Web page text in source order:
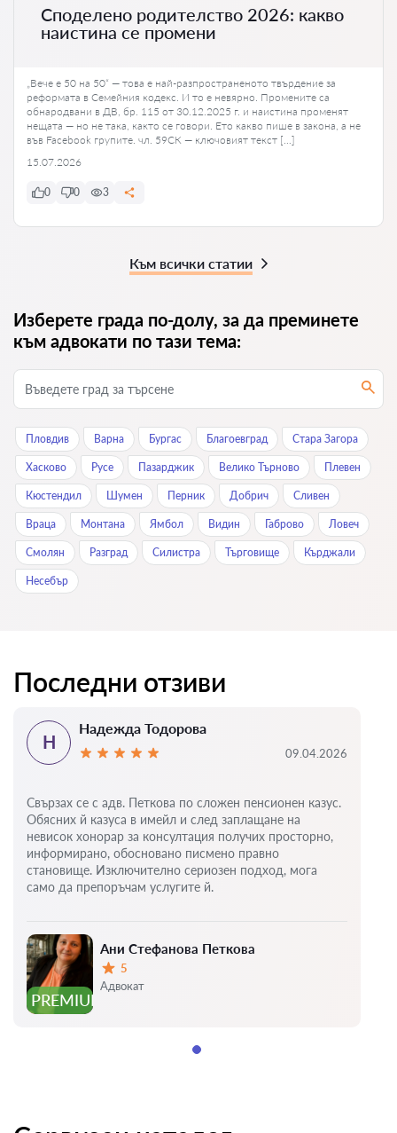
Споделено родителство 2026: какво
наистина се промени
„Вече е 50 на 50“ — това е най-разпространеното твърдение за
реформата в Семейния кодекс. И то е невярно. Промените са
обнародвани в ДВ, бр. 115 от 30.12.2025 г. и наистина променят
нещата — но не така, както се говори. Ето какво пише в закона, а не
във Facebook групите. чл. 59СК — ключовият текст […]
15.07.2026
0 0 3
Към всички статии
Изберете града по-долу, за да преминете
към адвокати по тази тема:
Пловдив Варна Бургас Благоевград Стара Загора
Хасково Русе Пазарджик Велико Търново Плевен
Кюстендил Шумен Перник Добрич Сливен
Враца Монтана Ямбол Видин Габрово Ловеч
Смолян Разград Силистра Търговище Кърджали
Нeсeбър
Последни отзиви
PREMIUM
Ани Стефанова Петкова
Оценка:
5
Адвокат
Н
Надежда Тодорова
09.04.2026
Свързах се с адв. Петкова по сложен пенсионен казус.
Обясних й казуса в имейл и след заплащане на
невисок хонорар за консултация получих просторно,
информирано, обосновано писмено правно
становище. Изключително сериозен подход, мога
само да препоръчам услугите й.